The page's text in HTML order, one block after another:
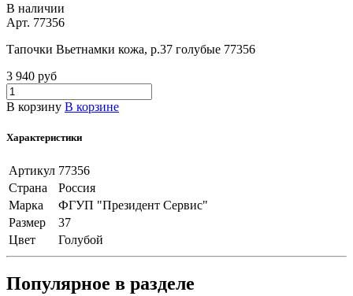
В наличии
Арт. 77356
Тапочки Вьетнамки кожа, р.37 голубые 77356
3 940 руб
В корзину В корзине
Характеристики
Артикул 77356
Страна
Россия
Марка
ФГУП "Президент Сервис"
Размер
37
Цвет
Голубой
Популярное в разделе